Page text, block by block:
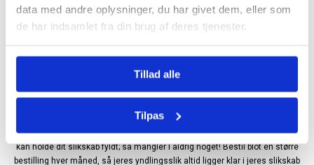
data med andre oplysninger, du har givet dem, eller som
de har indsamlet fra din brug af deres tjenester.
Tillad alle
Tilpas
Derfor bør du købe slik online
supermarked, når du alligevel er nede at handle. Her er det nemt lige at
snuppe et par poser med hjem, når weekenden nærmer sig, eller du blot er
for, at du begynder at købe dit slik online; det har nemlig en række fordele, du
måske ikke kendte til. Første fordel er, at det er en nem måde, hvorpå du altid
kan holde dit slikskab fyldt; så mangler I aldrig noget! Bestil blot en større
bestilling hver måned, så jeres yndlingsslik altid ligger klar i jeres slikskab